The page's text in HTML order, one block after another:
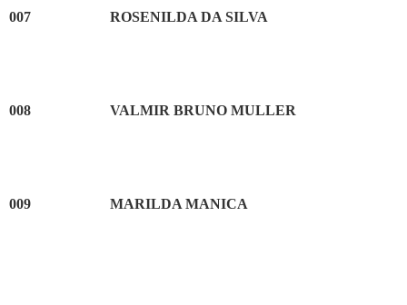
007 ROSENILDA DA SILVA
008 VALMIR BRUNO MULLER
009 MARILDA MANICA